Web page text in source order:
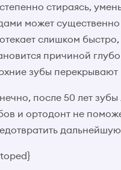
стираясь,
может существенно
слишком
причиной
зубы
после 50 лет
и ортодонт не